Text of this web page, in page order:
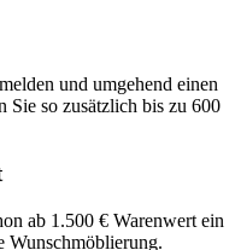
und umgehend einen
Sie so zusätzlich bis zu 600
ab 1.500 € Warenwert ein
Wunschmöblierung.